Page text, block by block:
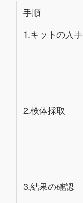
手順
1.キットの入手
2.検体採取
3.結果の確認